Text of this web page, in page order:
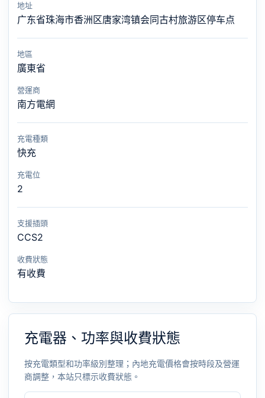
地址
广东省珠海市香洲区唐家湾镇会同古村旅游区停车点
地區
廣東省
營運商
南方電網
充電種類
快充
充電位
2
支援插頭
CCS2
收費狀態
有收費
充電器、功率與收費狀態
按充電類型和功率級別整理；內地充電價格會按時段及營運
商調整，本站只標示收費狀態。